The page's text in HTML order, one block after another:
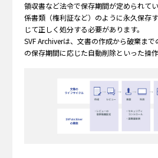
領収書など法令で保存期間が定められて
係書類（権利証など）のように永久保存
じて正しく処分する必要があります。
SVF Archiverは、⽂書の作成から破棄ま
の保存期間に応じた⾃動削除といった操作